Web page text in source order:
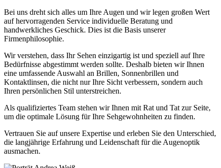
Bei uns dreht sich alles um Ihre Augen und wir legen großen Wert
auf hervorragenden Service individuelle Beratung und
handwerkliches Geschick. Dies ist die Basis unserer
Firmenphilosophie.
Wir verstehen, dass Ihr Sehen einzigartig ist und speziell auf Ihre
Bedürfnisse abgestimmt werden sollte. Deshalb bieten wir Ihnen
eine umfassende Auswahl an Brillen, Sonnenbrillen und
Kontaktlinsen, die nicht nur Ihre Sicht verbessern, sondern auch
Ihren persönlichen Stil unterstreichen.
Als qualifiziertes Team stehen wir Ihnen mit Rat und Tat zur Seite,
um die optimale Lösung für Ihre Sehgewohnheiten zu finden.
Vertrauen Sie auf unsere Expertise und erleben Sie den Unterschied,
die langjährige Erfahrung und Leidenschaft für die Augenoptik
ausmachen.